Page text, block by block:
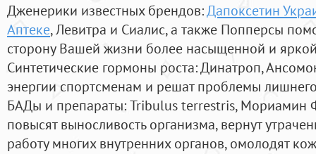
Дженерики известных брендов:Дапоксетин
Аптеке, Левитра и Сиалис, а также Попперсы
сторону Вашей жизни более насыщенной и
Синтетические гормоны роста: Динатроп,
энергии спортсменам и решат проблемы
БАДы и препараты:Tribulus terrestris, Мориамин
повысят выносливость организма, вернут
работу многих внутренних органов, омолодят